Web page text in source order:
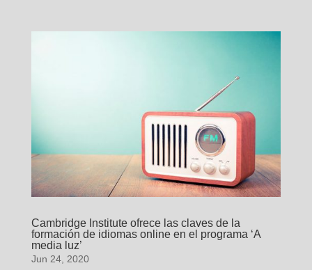
Cambridge Institute ofrece las claves de la
formación de idiomas online en el programa ‘A
media luz’
Jun 24, 2020